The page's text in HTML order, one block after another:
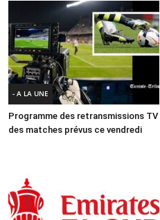
- A LA UNE
Programme des retransmissions TV
des matches prévus ce vendredi